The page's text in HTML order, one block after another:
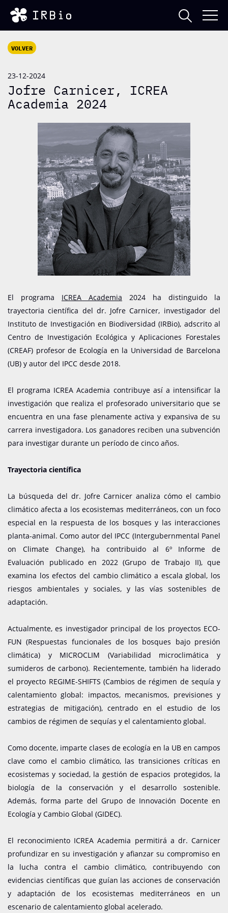
VOLVER
23-12-2024
Jofre Carnicer, ICREA
Academia 2024
El programa ICREA Academia 2024 ha distinguido la
trayectoria científica del dr. Jofre Carnicer, investigador del
Instituto de Investigación en Biodiversidad (IRBio), adscrito al
Centro de Investigación Ecológica y Aplicaciones Forestales
(CREAF) profesor de Ecología en la Universidad de Barcelona
(UB) y autor del IPCC desde 2018.
El programa ICREA Academia contribuye así a intensificar la
investigación que realiza el profesorado universitario que se
encuentra en una fase plenamente activa y expansiva de su
carrera investigadora. Los ganadores reciben una subvención
para investigar durante un período de cinco años.
Trayectoria científica
La búsqueda del dr. Jofre Carnicer analiza cómo el cambio
climático afecta a los ecosistemas mediterráneos, con un foco
especial en la respuesta de los bosques y las interacciones
planta-animal. Como autor del IPCC (Intergubernmental Panel
on Climate Change), ha contribuido al 6º Informe de
Evaluación publicado en 2022 (Grupo de Trabajo II), que
examina los efectos del cambio climático a escala global, los
riesgos ambientales y sociales, y las vías sostenibles de
adaptación.
Actualmente, es investigador principal de los proyectos ECO-
FUN (Respuestas funcionales de los bosques bajo presión
climática) y MICROCLIM (Variabilidad microclimática y
sumideros de carbono). Recientemente, también ha liderado
el proyecto REGIME-SHIFTS (Cambios de régimen de sequía y
calentamiento global: impactos, mecanismos, previsiones y
estrategias de mitigación), centrado en el estudio de los
cambios de régimen de sequías y el calentamiento global.
Como docente, imparte clases de ecología en la UB en campos
clave como el cambio climático, las transiciones críticas en
ecosistemas y sociedad, la gestión de espacios protegidos, la
biología de la conservación y el desarrollo sostenible.
Además, forma parte del Grupo de Innovación Docente en
Ecología y Cambio Global (GIDEC).
El reconocimiento ICREA Academia permitirá a dr. Carnicer
profundizar en su investigación y afianzar su compromiso en
la lucha contra el cambio climático, contribuyendo con
evidencias científicas que guían las acciones de conservación
y adaptación de los ecosistemas mediterráneos en un
escenario de calentamiento global acelerado.